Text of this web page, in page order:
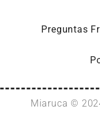
Preguntas
Miaruca ©